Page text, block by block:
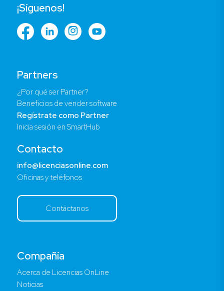
Compañía
Acerca de Licencias OnLine
Noticias
Partners
¿Por qué ser Partner?
Beneficios de vender software
Regístrate como Partner
Inicia sesión en SmartHub
Contacto
info@licenciasonline.com
Oficinas y teléfonos
Contáctanos
¡Síguenos!